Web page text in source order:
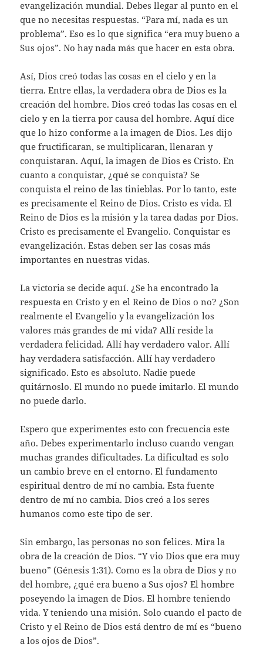
evangelización mundial. Debes llegar al punto en el
que no necesitas respuestas. “Para mí, nada es un
problema”. Eso es lo que significa “era muy bueno a
Sus ojos”. No hay nada más que hacer en esta obra.
Así, Dios creó todas las cosas en el cielo y en la
tierra. Entre ellas, la verdadera obra de Dios es la
creación del hombre. Dios creó todas las cosas en el
cielo y en la tierra por causa del hombre. Aquí dice
que lo hizo conforme a la imagen de Dios. Les dijo
que fructificaran, se multiplicaran, llenaran y
conquistaran. Aquí, la imagen de Dios es Cristo. En
cuanto a conquistar, ¿qué se conquista? Se
conquista el reino de las tinieblas. Por lo tanto, este
es precisamente el Reino de Dios. Cristo es vida. El
Reino de Dios es la misión y la tarea dadas por Dios.
Cristo es precisamente el Evangelio. Conquistar es
evangelización. Estas deben ser las cosas más
importantes en nuestras vidas.
La victoria se decide aquí. ¿Se ha encontrado la
respuesta en Cristo y en el Reino de Dios o no? ¿Son
realmente el Evangelio y la evangelización los
valores más grandes de mi vida? Allí reside la
verdadera felicidad. Allí hay verdadero valor. Allí
hay verdadera satisfacción. Allí hay verdadero
significado. Esto es absoluto. Nadie puede
quitárnoslo. El mundo no puede imitarlo. El mundo
no puede darlo.
Espero que experimentes esto con frecuencia este
año. Debes experimentarlo incluso cuando vengan
muchas grandes dificultades. La dificultad es solo
un cambio breve en el entorno. El fundamento
espiritual dentro de mí no cambia. Esta fuente
dentro de mí no cambia. Dios creó a los seres
humanos como este tipo de ser.
Sin embargo, las personas no son felices. Mira la
obra de la creación de Dios. “Y vio Dios que era muy
bueno” (Génesis 1:31). Como es la obra de Dios y no
del hombre, ¿qué era bueno a Sus ojos? El hombre
poseyendo la imagen de Dios. El hombre teniendo
vida. Y teniendo una misión. Solo cuando el pacto de
Cristo y el Reino de Dios está dentro de mí es “bueno
a los ojos de Dios”.